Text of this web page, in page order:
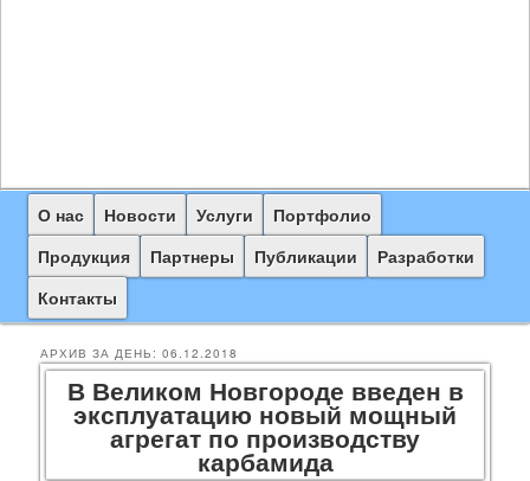
Главное
меню
Перейти
к
основному
содержимому
Перейти
к
дополнительному
содержимому
О нас Новости Услуги
Портфолио
Продукция
Партнеры Публикации
Разработки
Контакты
АРХИВ ЗА ДЕНЬ:06.12.2018
В Великом Новгороде введен в
эксплуатацию новый мощный
агрегат по производству
карбамида